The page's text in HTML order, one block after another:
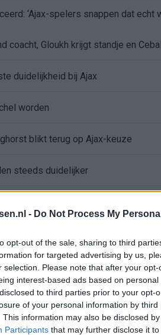
- Do Not Process My
opt-out of the sale, sharing to third
for targeted advertising by us,
selection. Please note that after your
interest-based ads based on
to third parties prior to your opt-
of your personal information by third
This information may also be disclosed
Participants that may further disclose it
‘Ajax-spelers snappen dat echt
duidelijkheid bij Ajax
worden
blikt terug op Ajax-keuze
steeds duidelijker
zo ziet de route naar PEC eruit
Ajax met lege handen achter
verlaten
als Ajax-aanvoerder’
bestuurlijke Ajax-fase